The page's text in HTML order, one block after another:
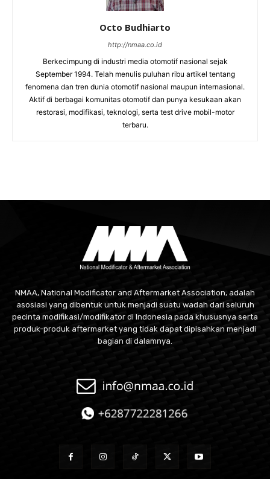
Octo Budhiarto
http://nmaa.co.id
Berkecimpung di industri media otomotif nasional sejak
September 1994. Telah menulis puluhan ribu artikel tentang
fenomena dan tren dunia otomotif nasional maupun internasional.
Aktif di berbagai komunitas otomotif dan punya kesukaan akan
restorasi, modifikasi, teknologi, serta test drive mobil-motor
terbaru.
NMAA, National Modificator and Aftermarket Association, adalah
asosiasi yang dibentuk untuk menjadi suatu wadah dari seluruh
pecinta modifikasi/modifikator di Indonesia pada khususnya serta
produk-produk aftermarket yang tidak dapat dipisahkan menjadi
bagian di dalamnya.